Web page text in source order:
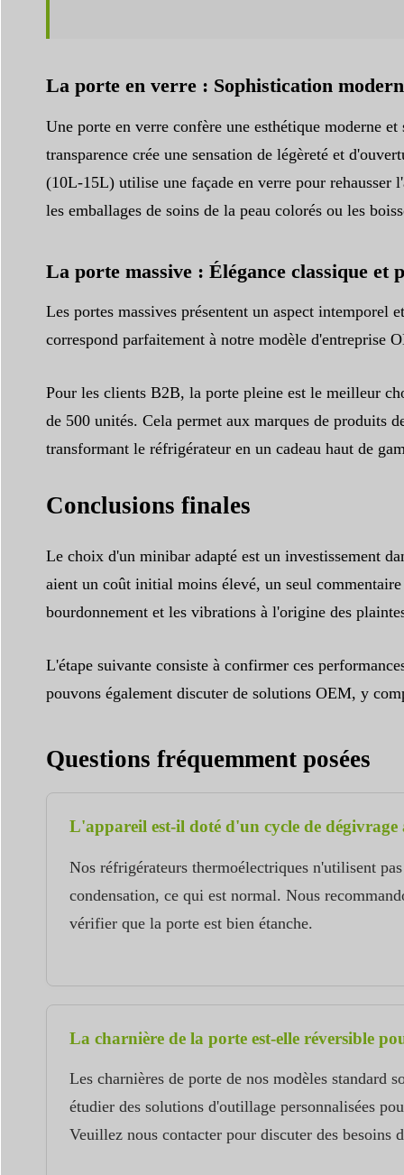
La porte en verre : Sophistication
Une porte en verre confère une esthétique moderne
transparence crée une sensation de légèreté et
(10L-15L) utilise une façade en verre pour
les emballages de soins de la peau colorés ou les
La porte massive : Élégance classique et
Les portes massives présentent un aspect
correspond parfaitement à notre modèle d'entreprise
Pour les clients B2B, la porte pleine est le meilleur
de 500 unités. Cela permet aux marques de produits
transformant le réfrigérateur en un cadeau haut de
Conclusions finales
Le choix d'un minibar adapté est un investissement
aient un coût initial moins élevé, un seul
bourdonnement et les vibrations à l'origine des
L'étape suivante consiste à confirmer ces
pouvons également discuter de solutions OEM, y
Questions fréquemment posées
L'appareil est-il doté d'un cycle de
Nos réfrigérateurs thermoélectriques n'utilisent
condensation, ce qui est normal. Nous
vérifier que la porte est bien étanche.
La charnière de la porte est-elle réversible
Les charnières de porte de nos modèles standard
étudier des solutions d'outillage personnalisées
Veuillez nous contacter pour discuter des besoins